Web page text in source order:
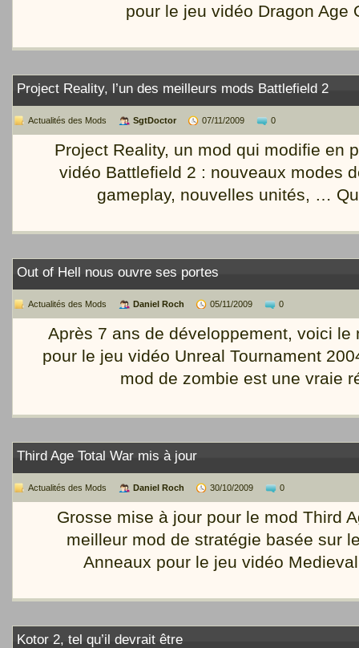
pour le jeu vidéo Dragon Age
Project Reality, l’un des meilleurs mods Battlefield 2
Actualités des Mods SgtDoctor 07/11/2009 0
Project Reality, un mod qui modifie en
vidéo Battlefield 2 : nouveaux modes
gameplay, nouvelles unités, …
Out of Hell nous ouvre ses portes
Actualités des Mods Daniel Roch 05/11/2009 0
Après 7 ans de développement, voici le
pour le jeu vidéo Unreal Tournament
mod de zombie est une vraie
Third Age Total War mis à jour
Actualités des Mods Daniel Roch 30/10/2009 0
Grosse mise à jour pour le mod Third
meilleur mod de stratégie basée sur
Anneaux pour le jeu vidéo
Kotor 2, tel qu’il devrait être